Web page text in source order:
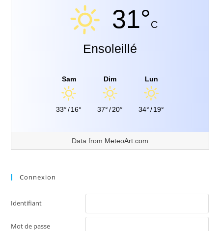
31°C
Ensoleillé
Sam
33°/16°
Dim
37°/20°
Lun
34°/19°
Data from MeteoArt.com
Connexion
Identifiant
Mot de passe